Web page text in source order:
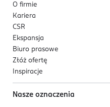
O firmie
Kariera
CSR
Ekspansja
Biuro prasowe
Złóż ofertę
Inspiracje
Nasze oznaczenia